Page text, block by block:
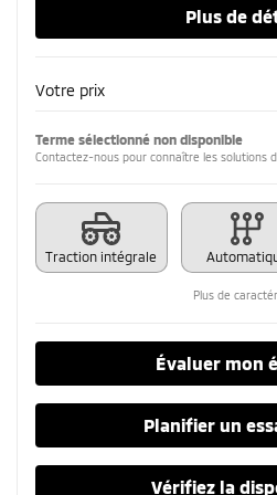
Plus de
Votre prix
Terme sélectionné non disponible
Contactez-nous pour connaître les solutions
Traction intégrale
Plus de
Évaluer mon
Planifier un
Vérifiez la